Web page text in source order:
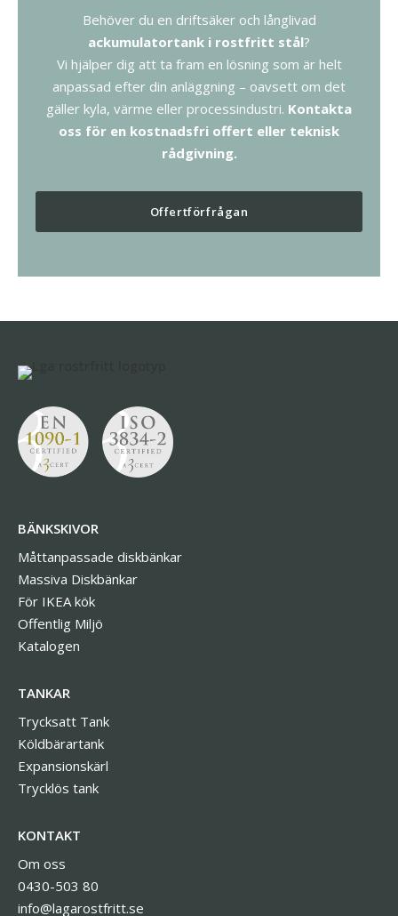
Behöver du en driftsäker och långlivad
ackumulatortank i rostfritt stål?
Vi hjälper dig att ta fram en lösning som är helt
anpassad efter din anläggning – oavsett om det
gäller kyla, värme eller processindustri. Kontakta
oss för en kostnadsfri offert eller teknisk
rådgivning.
Offertförfrågan
BÄNKSKIVOR
Måttanpassade diskbänkar
Massiva Diskbänkar
För IKEA kök
Offentlig Miljö
Katalogen
TANKAR
Trycksatt Tank
Köldbärartank
Expansionskärl
Trycklös tank
KONTAKT
Om oss
0430-503 80
info@lagarostfritt.se